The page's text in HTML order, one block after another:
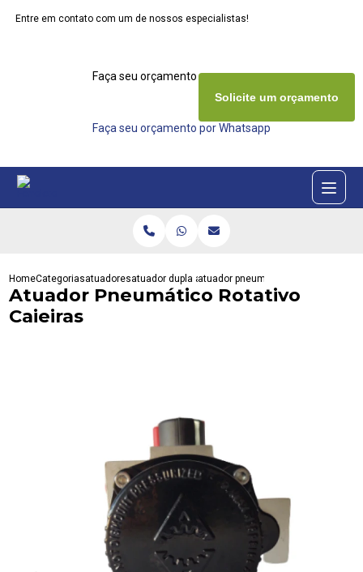
Entre em contato com um de nossos especialistas!
Faça seu orçamento agora mesmo
Faça seu orçamento por Whatsapp
Solicite um orçamento
HomeCategoriasatuadoresatuador dupla acaoatuador pneumatico rotativo
Atuador Pneumático Rotativo
Caieiras